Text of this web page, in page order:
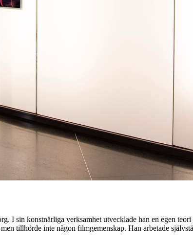
I sin konstnärliga verksamhet utvecklade han en egen
tillhörde inte någon filmgemenskap. Han arbetade